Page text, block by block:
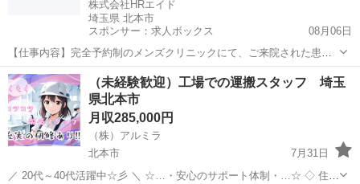
株式会社HRエイド
埼玉県 北本市
スポンサー：求人ボックス
08月06日
【仕事内容】完全予約制のメンズクリニックにて、ご来院された患者
様に最適な施術内容や料金システムをご提案する仕事です。 患者様の
悩みやコンプレックスを解消するポジション。成約すればするほど感
謝される仕事です! <仕事の流れ> 当日の...
正社員
（未経験歓迎）工場での運搬スタッフ 埼玉
県北本市
月収285,000円
（株）アルミラ
北本市
7月31日
／ 20代～40代活躍中☆彡 ＼ ☆…・安心のサポート体制・…☆ ◇ 住ま